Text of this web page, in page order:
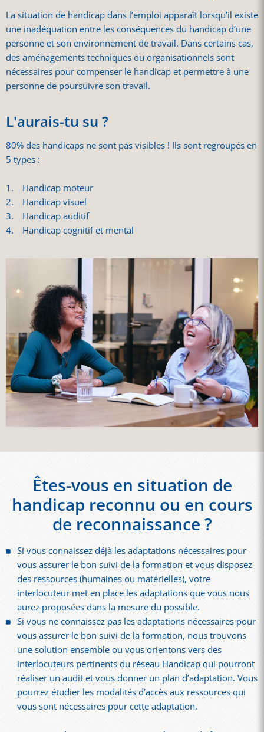
La situation de handicap dans l’emploi apparaît lorsqu’il existe
une inadéquation entre les conséquences du handicap d’une
personne et son environnement de travail. Dans certains cas,
des aménagements techniques ou organisationnels sont
nécessaires pour compenser le handicap et permettre à une
personne de poursuivre son travail.
L'aurais-tu su ?
80% des handicaps ne sont pas visibles ! Ils sont regroupés en
5 types :
Handicap moteur
Handicap visuel
Handicap auditif
Handicap cognitif et mental
Êtes-vous en situation de
handicap reconnu ou en cours
de reconnaissance ?
Si vous connaissez déjà les adaptations nécessaires pour
vous assurer le bon suivi de la formation et vous disposez
des ressources (humaines ou matérielles), votre
interlocuteur met en place les adaptations que vous nous
aurez proposées dans la mesure du possible.
Si vous ne connaissez pas les adaptations nécessaires pour
vous assurer le bon suivi de la formation, nous trouvons
une solution ensemble ou vous orientons vers des
interlocuteurs pertinents du réseau Handicap qui pourront
réaliser un audit et vous donner un plan d’adaptation. Vous
pourrez étudier les modalités d’accès aux ressources qui
vous sont nécessaires pour cette adaptation.